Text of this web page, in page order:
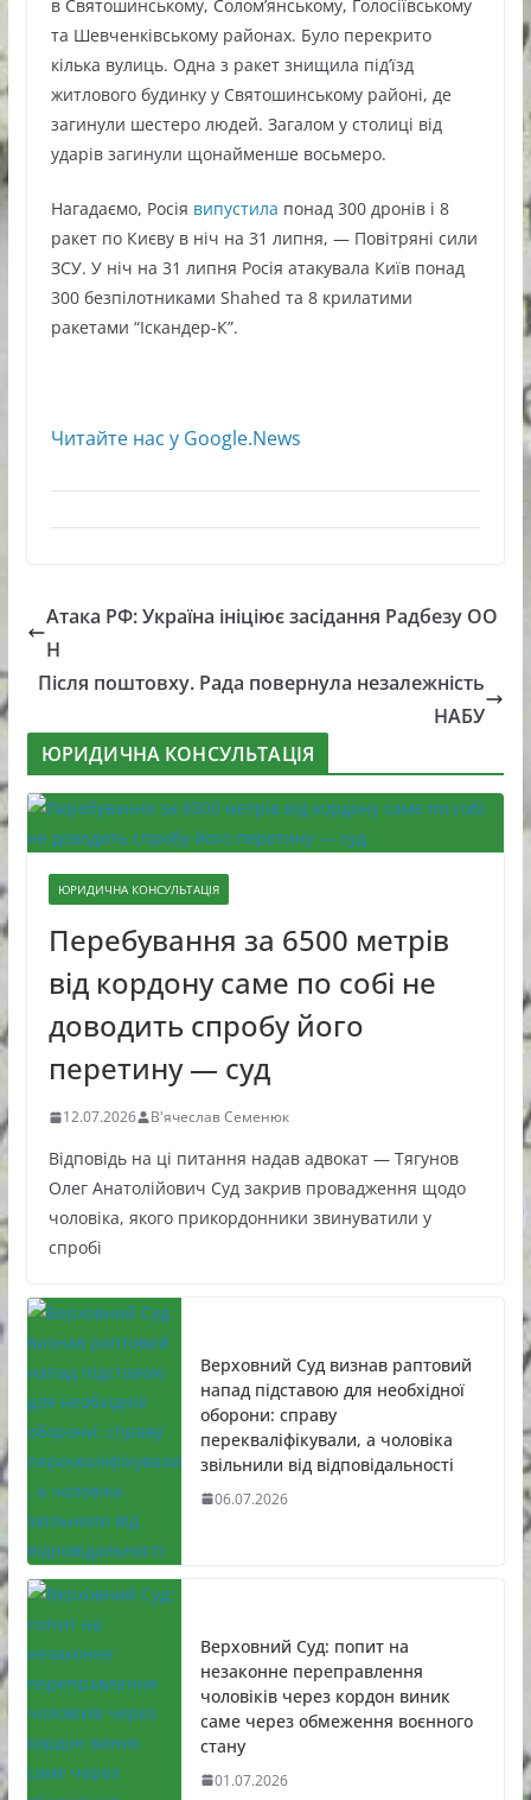
в Святошинському, Солом’янському, Голосіївському
та Шевченківському районах. Було перекрито
кілька вулиць. Одна з ракет знищила під’їзд
житлового будинку у Святошинському районі, де
загинули шестеро людей. Загалом у столиці від
ударів загинули щонайменше восьмеро.
Нагадаємо, Росія випустила понад 300 дронів і 8
ракет по Києву в ніч на 31 липня, — Повітряні сили
ЗСУ. У ніч на 31 липня Росія атакувала Київ понад
300 безпілотниками Shahed та 8 крилатими
ракетами “Іскандер-К”.
Читайте нас у Google.News
Атака РФ: Україна ініціює засідання Радбезу ОО
Н
Після поштовху. Рада повернула незалежність
НАБУ
ЮРИДИЧНА КОНСУЛЬТАЦІЯ
ЮРИДИЧНА КОНСУЛЬТАЦІЯ
Перебування за 6500 метрів
від кордону саме по собі не
доводить спробу його
перетину — суд
12.07.2026 В'ячеслав Семенюк
Відповідь на ці питання надав адвокат — Тягунов
Олег Анатолійович Суд закрив провадження щодо
чоловіка, якого прикордонники звинуватили у
спробі
Верховний Суд визнав раптовий
напад підставою для необхідної
оборони: справу
перекваліфікували, а чоловіка
звільнили від відповідальності
06.07.2026
Верховний Суд: попит на
незаконне переправлення
чоловіків через кордон виник
саме через обмеження воєнного
стану
01.07.2026